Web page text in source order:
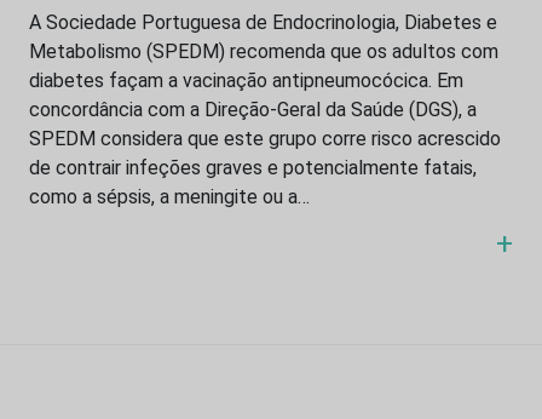
A Sociedade Portuguesa de Endocrinologia, Diabetes e
Metabolismo (SPEDM) recomenda que os adultos com
diabetes façam a vacinação antipneumocócica. Em
concordância com a Direção-Geral da Saúde (DGS), a
SPEDM considera que este grupo corre risco acrescido
de contrair infeções graves e potencialmente fatais,
como a sépsis, a meningite ou a…
+